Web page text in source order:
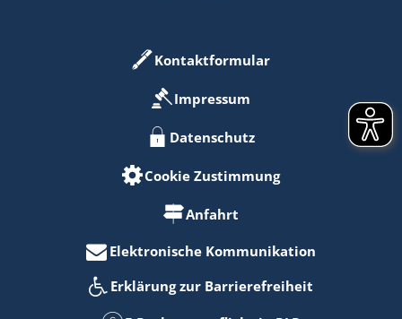
Kontaktformular
Impressum
Datenschutz
Cookie Zustimmung
Anfahrt
Elektronische Kommunikation
Erklärung zur Barrierefreiheit